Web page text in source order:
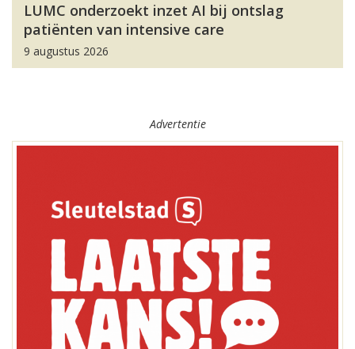
LUMC onderzoekt inzet AI bij ontslag
patiënten van intensive care
9 augustus 2026
Advertentie